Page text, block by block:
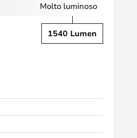
Molto luminoso
1540 Lumen